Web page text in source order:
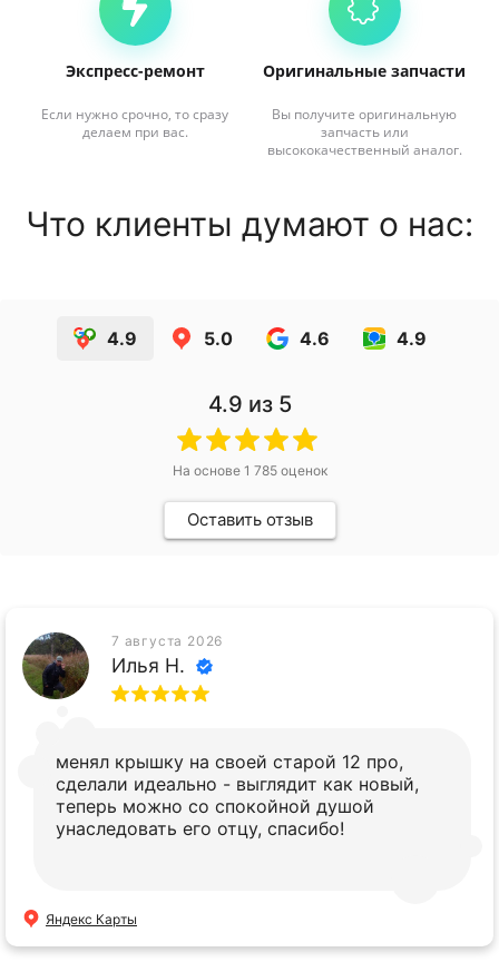
Экспресс-ремонт
Если нужно срочно, то сразу
делаем при вас.
Оригинальные запчасти
Вы получите оригинальную
запчасть или
высококачественный аналог.
Что клиенты думают о нас:
4.9 5.0 4.6 4.9
4.9 из 5
На основе 1 785оценок
Оставить отзыв
7 августа 2026
Илья Н.
менял крышку на своей старой 12 про,
сделали идеально - выглядит как новый,
теперь можно со спокойной душой
унаследовать его отцу, спасибо!
Яндекс Карты